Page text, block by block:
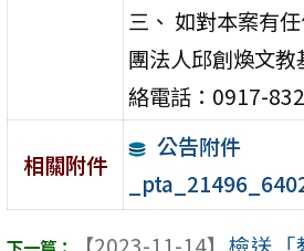
三、 如對本案有
團法人邱創煥文
絡電話：0917-
相關附件
公告附件